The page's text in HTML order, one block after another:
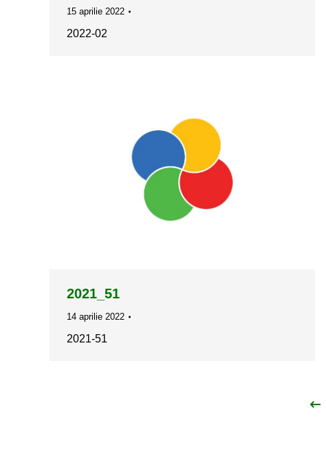
15 aprilie 2022
2022-02
2021_51
14 aprilie 2022
2021-51